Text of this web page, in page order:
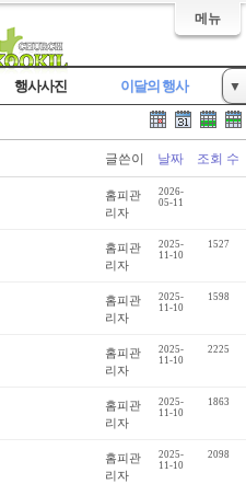
메뉴
행사사진 이달의 행사
▼
글쓴이 날짜 조회 수
홈피관
리자
2026-
05-11
홈피관
리자
2025-
11-10
1527
홈피관
리자
2025-
11-10
1598
홈피관
리자
2025-
11-10
2225
홈피관
리자
2025-
11-10
1863
홈피관
리자
2025-
11-10
2098